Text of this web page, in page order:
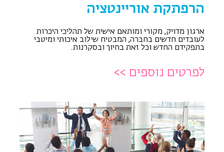
הרפתקת אוריינטציה
ארגון מדויק, מקורי ומותאם אישית של תהליכי היכרות
לעובדים חדשים בחברה, המבטיח שילוב איכותי ומיטבי
בתפקידם החדש וכל זאת בחיוך ובסקרנות.
לפרטים נוספים >>